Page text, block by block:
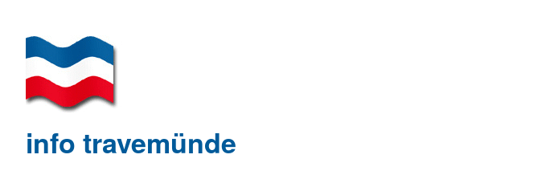
info travemünde